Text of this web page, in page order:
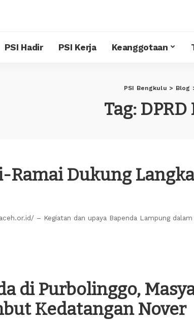
PSI Hadir PSI Kerja Keanggotaan
PSI Bengkulu > Blog
Tag:
Ramai Dukung
– Kegiatan dan upaya Bapenda Lampung
di Purbolinggo,
Kedatangan Nover